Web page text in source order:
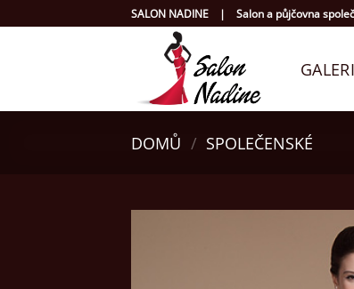
na
SALON NADINE | Salon a půjčovna
DOMŮ / SPOLEČENSKÉ